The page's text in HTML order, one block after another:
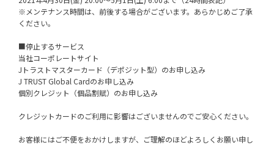
※メンテナンス時間は、前後する場合がございます。あらかじめご了承
ください。
■停止するサービス
当社コーポレートサイト
Jトラストマスターカード（デポジット型）のお申し込み
J TRUST Global Cardのお申し込み
個別クレジット（個品割賦）のお申し込み
クレジットカードのご利用に影響はございませんのでご安心ください。
お客様にはご不便をおかけしますが、ご理解のほどよろしくお願い申し